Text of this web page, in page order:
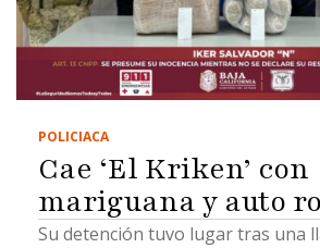
POLICIACA
Cae ‘El Kriken’ con
mariguana y auto
Su detención tuvo lugar tras una